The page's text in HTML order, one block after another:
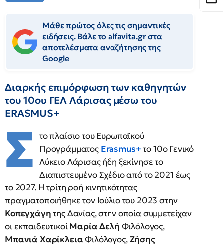
Μάθε πρώτος όλες τις σημαντικές
ειδήσεις. Βάλε το alfavita.gr στα
αποτελέσματα αναζήτησης της
Google
Διαρκής επιμόρφωση των καθηγητών
του 10ου ΓΕΛ Λάρισας μέσω του
ERASMUS+
Σ το πλαίσιο του Ευρωπαϊκού
Προγράμματος Erasmus+το 10ο Γενικό
Λύκειο Λάρισας ήδη ξεκίνησε το
Διαπιστευμένο Σχέδιο από το 2021 έως
το 2027. Η τρίτη ροή κινητικότητας
πραγματοποιήθηκε τον Ιούλιο του 2023 στην
Κοπεγχάγητης Δανίας, στην οποία συμμετείχαν
οι εκπαιδευτικοίΜαρία Δελή Φιλόλογος,
Μπανιά ΧαρίκλειαΦιλόλογος,Ζήσης